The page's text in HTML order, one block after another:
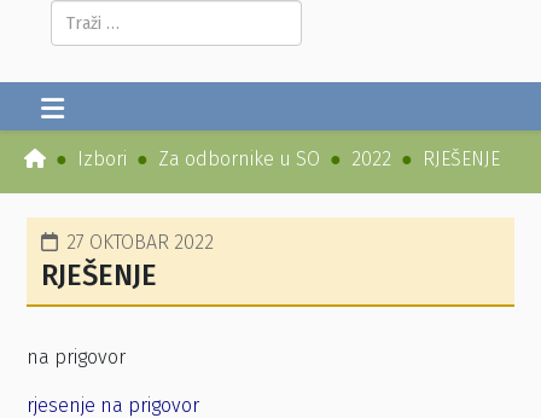
Pretraga...
Izbori Za odbornike u SO 2022 RJEŠENJE
27 OKTOBAR 2022
RJEŠENJE
na prigovor
rjesenje na prigovor